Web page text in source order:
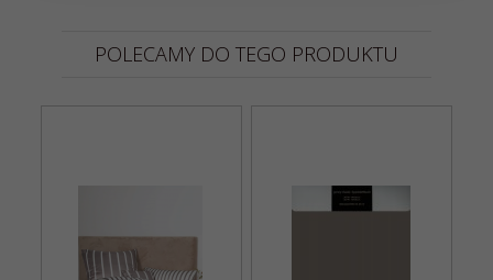
POLECAMY DO TEGO PRODUKTU